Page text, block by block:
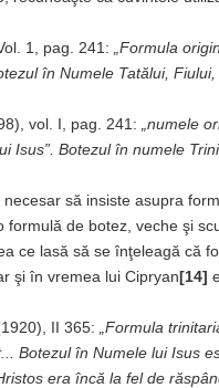
1, pag. 241: „Formula
în Numele Tatălui,
vol. I, pag. 241: „numele
Isus”. Botezul în numele
să insiste asupra
formulă de botez, veche şi
ce lasă să se înţeleagă că
şi în vremea lui Cipryan[14]
II 365: „Formula
Botezul în Numele lui Isus
era încă la fel de